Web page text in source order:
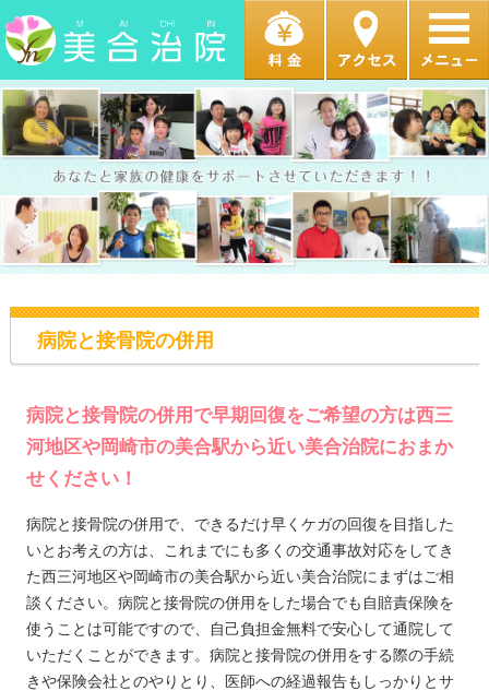
病院と接骨院の併用
病院と接骨院の併用で早期回復をご希望の方は西三
河地区や岡崎市の美合駅から近い美合治院におまか
せください！
病院と接骨院の併用で、できるだけ早くケガの回復を目指した
いとお考えの方は、これまでにも多くの交通事故対応をしてき
た西三河地区や岡崎市の美合駅から近い美合治院にまずはご相
談ください。病院と接骨院の併用をした場合でも自賠責保険を
使うことは可能ですので、自己負担金無料で安心して通院して
いただくことができます。病院と接骨院の併用をする際の手続
きや保険会社とのやりとり、医師への経過報告もしっかりとサ